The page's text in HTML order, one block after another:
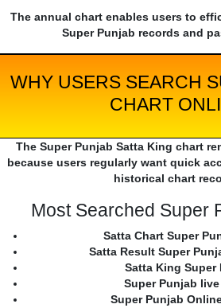
The annual chart enables users to
Super Punjab records and
WHY USERS SEARCH
CHART
The Super Punjab Satta King chart
because users regularly want quick
historical chart
Most Searched Super
Satta Chart Super
Satta Result Super
Satta King Super
Super Punjab
Super Punjab